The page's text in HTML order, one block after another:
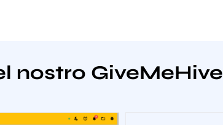
nostro GiveMeHive